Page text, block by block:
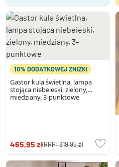
10% DODATKOWEJ ZNIŻKI
Gastor kula świetlna, lampa
stojąca niebeieski, zielony,
miedziany, 3-punktowe
465,95 złRRP:819,95 zł